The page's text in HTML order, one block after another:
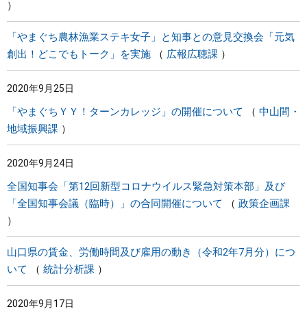
「やまぐち農林漁業ステキ女子」と知事との意見交換会「元気
創出！どこでもトーク」を実施
広報広聴課
2020年9月25日
「やまぐちＹＹ！ターンカレッジ」の開催について
中山間・
地域振興課
2020年9月24日
全国知事会「第12回新型コロナウイルス緊急対策本部」及び
「全国知事会議（臨時）」の合同開催について
政策企画課
山口県の賃金、労働時間及び雇用の動き（令和2年7月分）につ
いて
統計分析課
2020年9月17日